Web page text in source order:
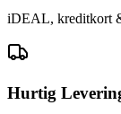
iDEAL, kreditkort
Hurtig